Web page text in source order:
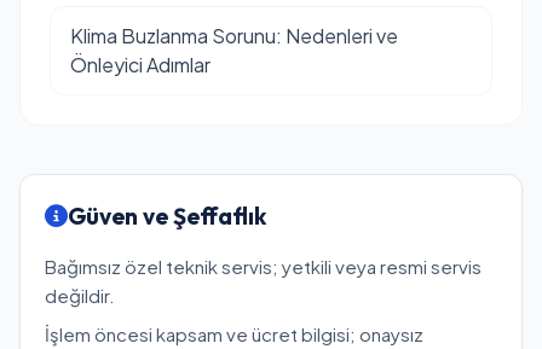
Klima Buzlanma Sorunu: Nedenleri ve
Önleyici Adımlar
Güven ve Şeffaflık
Bağımsız özel teknik servis; yetkili veya resmi servis
değildir.
İşlem öncesi kapsam ve ücret bilgisi; onaysız